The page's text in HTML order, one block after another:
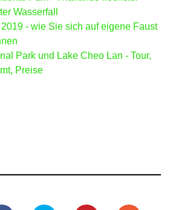
Wasserfall
- wie Sie sich auf eigene Faust
Park und Lake Cheo Lan - Tour,
Preise